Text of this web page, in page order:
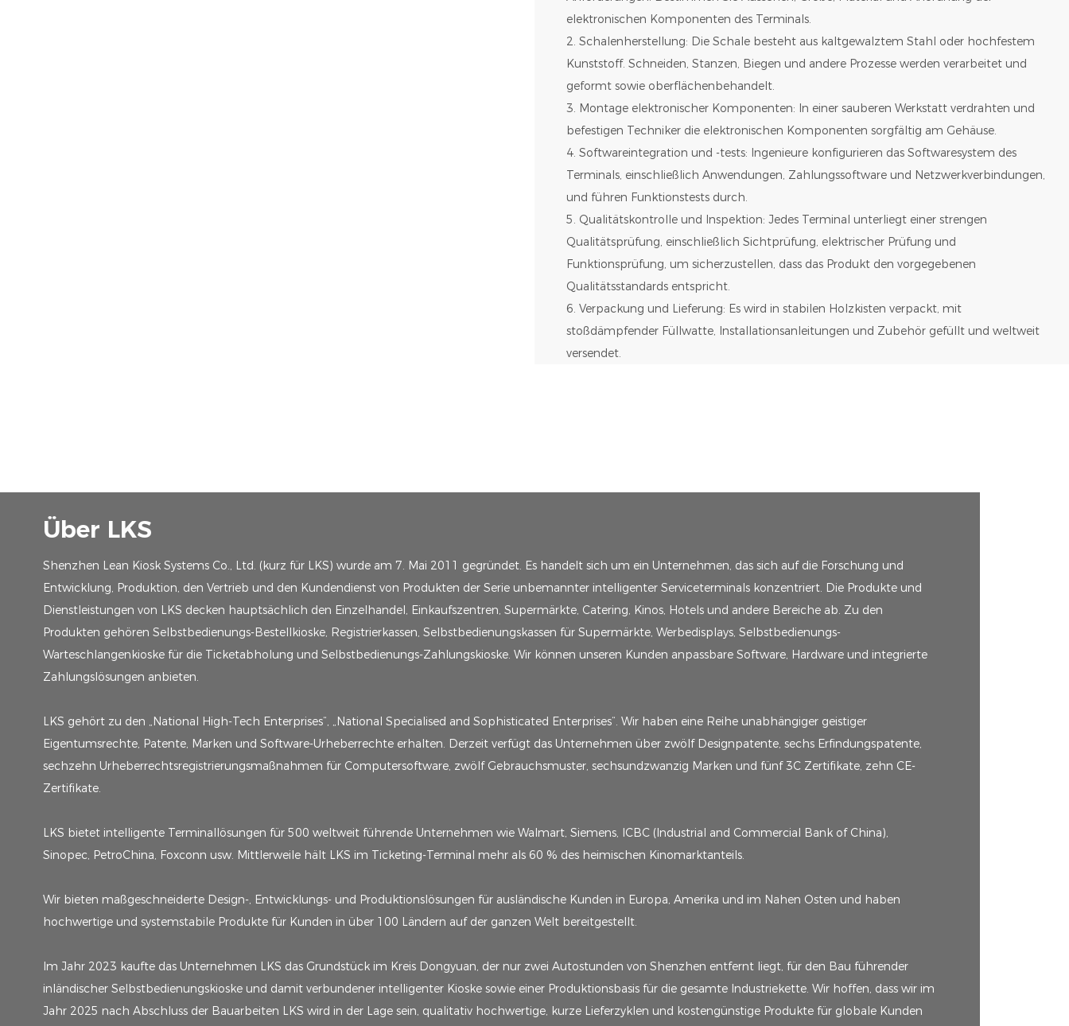
elektronischen Komponenten des Terminals.
2. Schalenherstellung: Die Schale besteht aus kaltgewalztem Stahl oder hochfestem
Kunststoff. Schneiden, Stanzen, Biegen und andere Prozesse werden verarbeitet und
geformt sowie oberflächenbehandelt.
3. Montage elektronischer Komponenten: In einer sauberen Werkstatt verdrahten und
befestigen Techniker die elektronischen Komponenten sorgfältig am Gehäuse.
4. Softwareintegration und -tests: Ingenieure konfigurieren das Softwaresystem des
Terminals, einschließlich Anwendungen, Zahlungssoftware und Netzwerkverbindungen,
und führen Funktionstests durch.
5. Qualitätskontrolle und Inspektion: Jedes Terminal unterliegt einer strengen
Qualitätsprüfung, einschließlich Sichtprüfung, elektrischer Prüfung und
Funktionsprüfung, um sicherzustellen, dass das Produkt den vorgegebenen
Qualitätsstandards entspricht.
6. Verpackung und Lieferung: Es wird in stabilen Holzkisten verpackt, mit
stoßdämpfender Füllwatte, Installationsanleitungen und Zubehör gefüllt und weltweit
versendet.
Über LKS
Shenzhen Lean Kiosk Systems Co., Ltd. (kurz für LKS) wurde am 7. Mai 2011 gegründet. Es handelt sich um ein Unternehmen, das sich auf die Forschung und
Entwicklung, Produktion, den Vertrieb und den Kundendienst von Produkten der Serie unbemannter intelligenter Serviceterminals konzentriert. Die Produkte und
Dienstleistungen von LKS decken hauptsächlich den Einzelhandel, Einkaufszentren, Supermärkte, Catering, Kinos, Hotels und andere Bereiche ab. Zu den
Produkten gehören Selbstbedienungs-Bestellkioske, Registrierkassen, Selbstbedienungskassen für Supermärkte, Werbedisplays, Selbstbedienungs-
Warteschlangenkioske für die Ticketabholung und Selbstbedienungs-Zahlungskioske. Wir können unseren Kunden anpassbare Software, Hardware und integrierte
Zahlungslösungen anbieten.
LKS gehört zu den „National High-Tech Enterprises“, „National Specialised and Sophisticated Enterprises“. Wir haben eine Reihe unabhängiger geistiger
Eigentumsrechte, Patente, Marken und Software-Urheberrechte erhalten. Derzeit verfügt das Unternehmen über zwölf Designpatente, sechs Erfindungspatente,
sechzehn Urheberrechtsregistrierungsmaßnahmen für Computersoftware, zwölf Gebrauchsmuster, sechsundzwanzig Marken und fünf 3C Zertifikate, zehn CE-
Zertifikate.
LKS bietet intelligente Terminallösungen für 500 weltweit führende Unternehmen wie Walmart, Siemens, ICBC (Industrial and Commercial Bank of China),
Sinopec, PetroChina, Foxconn usw. Mittlerweile hält LKS im Ticketing-Terminal mehr als 60 % des heimischen Kinomarktanteils.
Wir bieten maßgeschneiderte Design-, Entwicklungs- und Produktionslösungen für ausländische Kunden in Europa, Amerika und im Nahen Osten und haben
hochwertige und systemstabile Produkte für Kunden in über 100 Ländern auf der ganzen Welt bereitgestellt.
Im Jahr 2023 kaufte das Unternehmen LKS das Grundstück im Kreis Dongyuan, der nur zwei Autostunden von Shenzhen entfernt liegt, für den Bau führender
inländischer Selbstbedienungskioske und damit verbundener intelligenter Kioske sowie einer Produktionsbasis für die gesamte Industriekette. Wir hoffen, dass wir im
Jahr 2025 nach Abschluss der Bauarbeiten LKS wird in der Lage sein, qualitativ hochwertige, kurze Lieferzyklen und kostengünstige Produkte für globale Kunden